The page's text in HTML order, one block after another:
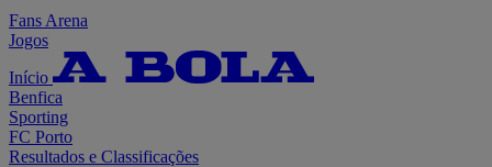
Fans Arena
Jogos
Início
Benfica
Sporting
FC Porto
Resultados e Classificações